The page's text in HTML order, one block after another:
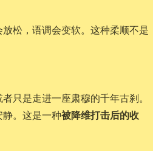
松，语调会变软。这种柔顺不是
只是走进一座肃穆的千年古刹。
。这是一种被降维打击后的收